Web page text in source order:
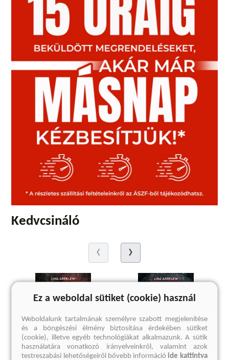
Kedvcsináló
Ez a weboldal sütiket (cookie) használ
Weboldalunk tartalmának személyre szabott megjelenítése
és a böngészési élmény biztosítása érdekében sütiket
(cookie), illetve egyéb technológiákat alkalmazunk. A sütik
használatára vonatkozó irányelveinkről, valamint azok
testreszabási lehetőségeiről bővebb információide kattintva